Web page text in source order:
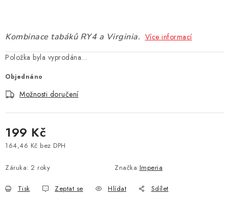
PŘÍSLUŠENSTVÍ
ZNAČKY
Vše o nákupu
Kontakty
Prodejny
Kombinace tabáků RY4 a Virginia. Více informací
Položka byla vyprodána…
Objednáno
Možnosti doručení
199 Kč
164,46 Kč bez DPH
Záruka: 2 roky Značka:Imperia
Tisk Zeptat se Hlídat Sdílet